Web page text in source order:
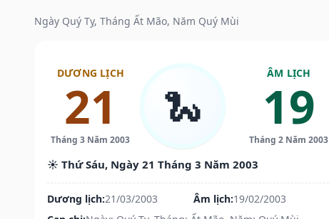
Ngày Quý Tỵ, Tháng Ất Mão, Năm Quý Mùi
DƯƠNG LỊCH
21
Tháng 3 Năm 2003
🐍
ÂM LỊCH
19
Tháng 2 Năm 2003
☀️ Thứ Sáu, Ngày 21 Tháng 3 Năm 2003
Dương lịch:21/03/2003 Âm lịch:19/02/2003